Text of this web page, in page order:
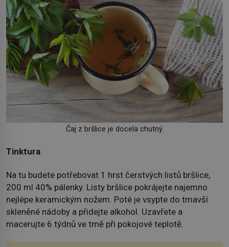
Čaj z bršlice je docela chutný.
Tinktura
Na tu budete potřebovat 1 hrst čerstvých listů bršlice,
200 ml 40% pálenky. Listy bršlice pokrájejte najemno
nejlépe keramickým nožem. Poté je vsypte do tmavší
skleněné nádoby a přidejte alkohol. Uzavřete a
macerujte 6 týdnů ve tmě při pokojové teplotě.